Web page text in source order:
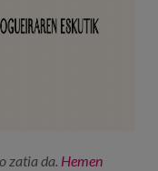
zatia da. Hemen